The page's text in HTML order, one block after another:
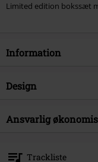
Limited edition bokssæt
Information
Artikelnr.
Musikgenre
Band
Design
Produkttype
Ansvarlig
Neumühlen 17
Trackliste